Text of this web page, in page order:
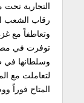
التجارية تحت
رقاب الشعب
وتعاطفاً مع
توفرت في مصر
وسلطانها في
لتعاملت مع
المتاح فوراً